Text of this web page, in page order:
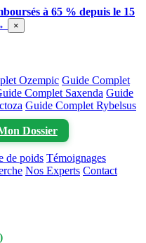
à 65 % depuis le 15
×
Ozempic Guide Complet
Complet Saxenda Guide
Guide Complet Rybelsus
Dossier
de poids Témoignages
Nos Experts Contact